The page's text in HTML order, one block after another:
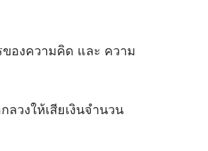
องความคิด และ ความ
วงให้เสียเงินจำนวน